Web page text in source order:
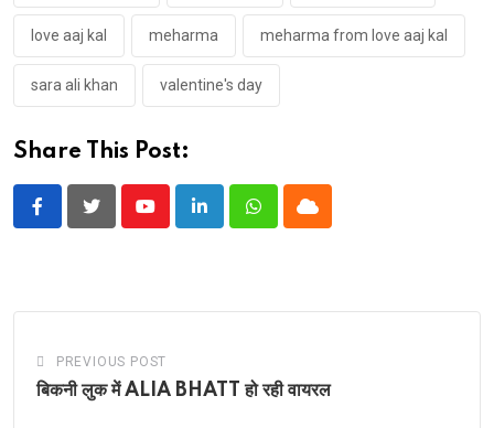
love aaj kal meharma meharma from love aaj kal
sara ali khan valentine's day
Share This Post:
YoutubeLinkedInWhatsappCloud
PREVIOUS POST
बिकनी लुक में ALIA BHATT हो रही वायरल